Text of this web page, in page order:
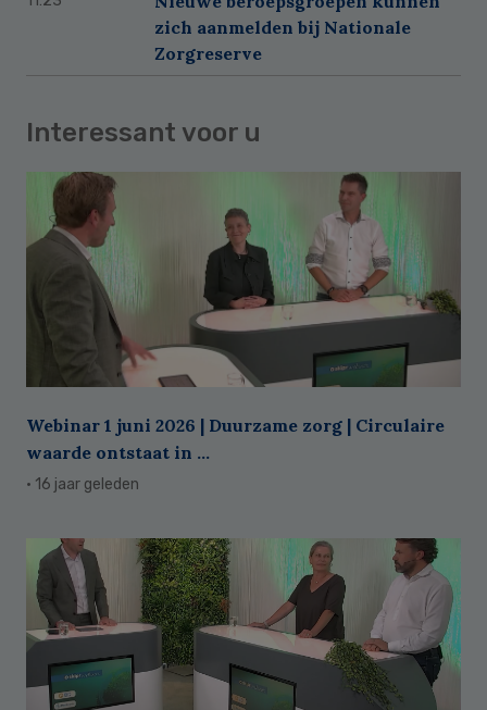
zich aanmelden bij Nationale
Zorgreserve
Interessant voor u
Webinar 1 juni 2026 | Duurzame zorg | Circulaire
waarde ontstaat in ...
· 16 jaar geleden